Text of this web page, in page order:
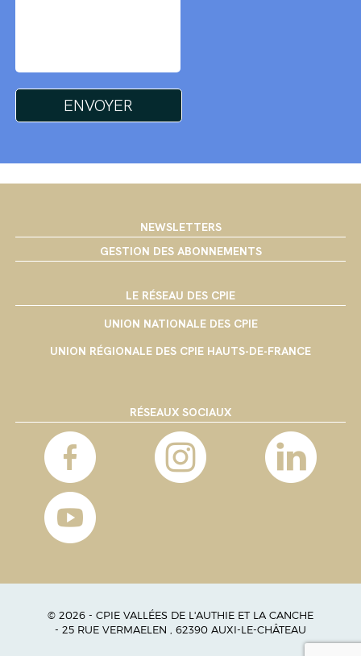
NEWSLETTERS
GESTION DES ABONNEMENTS
LE RÉSEAU DES CPIE
UNION NATIONALE DES CPIE
UNION RÉGIONALE DES CPIE HAUTS-DE-FRANCE
RÉSEAUX SOCIAUX
© 2026 - CPIE VALLÉES DE L'AUTHIE ET LA CANCHE
- 25 RUE VERMAELEN , 62390 AUXI-LE-CHÂTEAU